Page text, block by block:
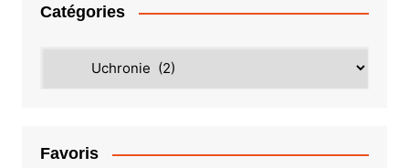
Catégories
Favoris